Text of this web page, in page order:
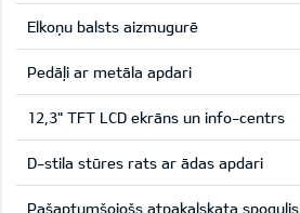
Elkoņu balsts aizmugurē
Pedāļi ar metāla apdari
12,3" TFT LCD ekrāns un info-centrs
D-stila stūres rats ar ādas apdari
Pašaptumšojošs atpakaļskata spogulis